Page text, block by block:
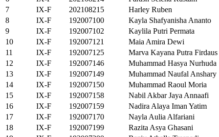
7
IX-F 202108215
Harley Ruben
8
IX-F 192007100
Kayla Shafyanisha Ananto
9
IX-F 192007102
Kaylila Putri Permata
10
IX-F 192007121
Maia Amira Dewi
11
IX-F 192007125
Marva Kayana Putra Firdaus
12
IX-F 192007146
Muhammad Hasya Nurhuda
13
IX-F 192007149
Muhammad Naufal Anshary
14
IX-F 192007150
Muhammad Raoul Moria
15
IX-F 192007158
Nabil Akbar Jaya Annaafi
16
IX-F 192007159
Nadira Alaya Iman Yatim
17
IX-F 192007170
Nayla Aulia Alfariani
18
IX-F 192007199
Razita Asya Ghasani